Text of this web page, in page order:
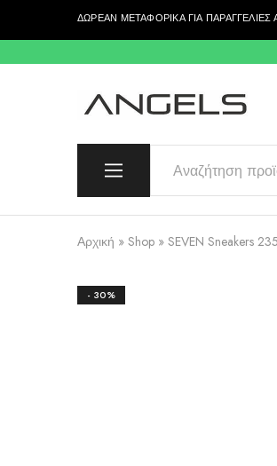
περιεχόμενοΔΩΡΕΑΝ ΜΕΤΑΦΟΡΙΚΑ ΓΙΑ
Angels
Greek
Quality
Αρχική » Shop » SEVEN Sneakers
- 30%